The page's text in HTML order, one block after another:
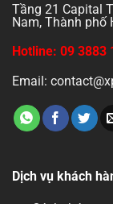
Tầng 21 Capital
Nam, Thành phố
Hotline: 09 3883
Email:
Dịch vụ khách